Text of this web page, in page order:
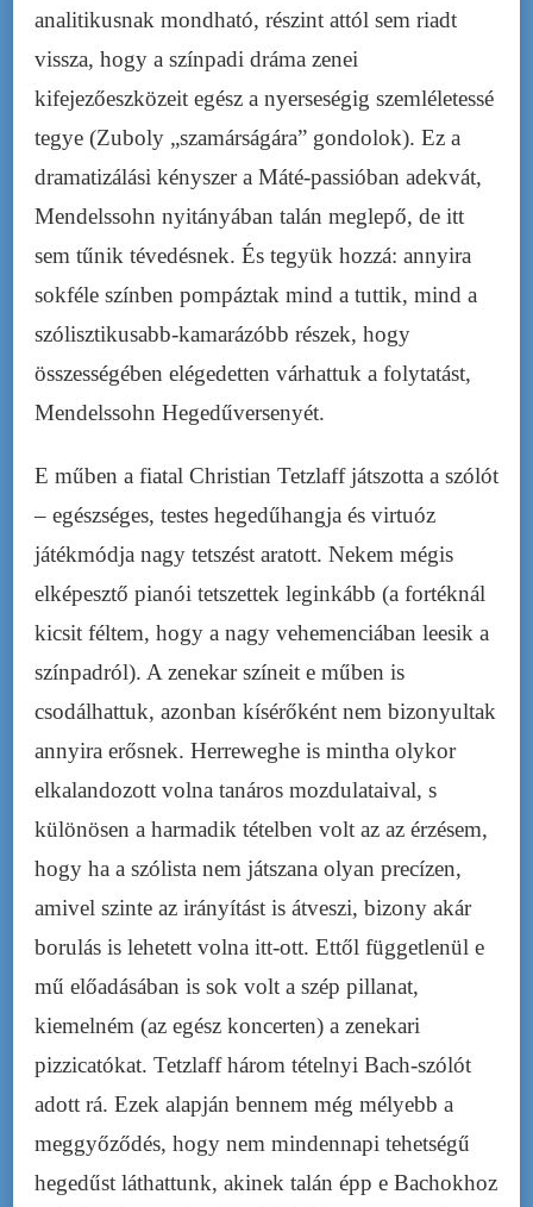
analitikusnak mondható, részint attól sem riadt
vissza, hogy a színpadi dráma zenei
kifejezőeszközeit egész a nyerseségig szemléletessé
tegye (Zuboly „szamárságára” gondolok). Ez a
dramatizálási kényszer a Máté-passióban adekvát,
Mendelssohn nyitányában talán meglepő, de itt
sem tűnik tévedésnek. És tegyük hozzá: annyira
sokféle színben pompáztak mind a tuttik, mind a
szólisztikusabb-kamarázóbb részek, hogy
összességében elégedetten várhattuk a folytatást,
Mendelssohn Hegedűversenyét.
E műben a fiatal Christian Tetzlaff játszotta a szólót
– egészséges, testes hegedűhangja és virtuóz
játékmódja nagy tetszést aratott. Nekem mégis
elképesztő pianói tetszettek leginkább (a fortéknál
kicsit féltem, hogy a nagy vehemenciában leesik a
színpadról). A zenekar színeit e műben is
csodálhattuk, azonban kísérőként nem bizonyultak
annyira erősnek. Herreweghe is mintha olykor
elkalandozott volna tanáros mozdulataival, s
különösen a harmadik tételben volt az az érzésem,
hogy ha a szólista nem játszana olyan precízen,
amivel szinte az irányítást is átveszi, bizony akár
borulás is lehetett volna itt-ott. Ettől függetlenül e
mű előadásában is sok volt a szép pillanat,
kiemelném (az egész koncerten) a zenekari
pizzicatókat. Tetzlaff három tételnyi Bach-szólót
adott rá. Ezek alapján bennem még mélyebb a
meggyőződés, hogy nem mindennapi tehetségű
hegedűst láthattunk, akinek talán épp e Bachokhoz